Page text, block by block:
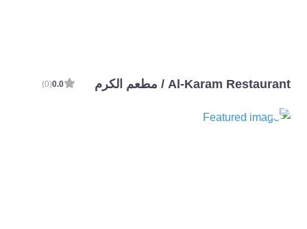
Al-Karam Restaurant / مطعم الكرم 0.0
(0)